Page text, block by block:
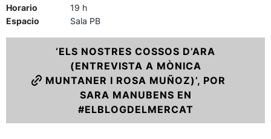
Horario
19 h
Espacio
Sala PB
‘ELS NOSTRES COSSOS D’ARA
(ENTREVISTA A MÒNICA
MUNTANER I ROSA MUÑOZ)’, POR
SARA MANUBENS EN
#ELBLOGDELMERCAT